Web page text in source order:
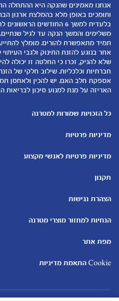
אודות
لموقع متيرنا باللغة العربية
רכישת מוצרים
המוצרים שלנו
קופונים
0-6 חודשים
6-12 חודשים
12-24 חודשים
שמות
הנקה
מחשבון ביוץ
מחשבון שמות
מחשבון צבע עיניים
אנחנו מאמינים שהנקה היא ההתחלה
בלעדית למשך 6 החודשים
משלימים והמשך הנקה עד לגיל
תמיד מתאפשרת להורים. מומלץ
אחר בנוגע להזנת התינוק ולגבי
שלא להניק, זכרו כי החלטה זו יכולה
חברתיות וכלכליות. שילוב חלקי של
אספקת חלב האם. יש להכין ולאחסן
האריזה על מנת למנוע סיכון לבריאות
כל הזכויות שמורות למטרנה
מדיניות פרטיות
מדיניות פרטיות לאנשי מקצוע
תקנון
הצהרת נגישות
הנחיות למחזור מוצרי מטרנה
מפת אתר
Cookie התאמת מדיניות